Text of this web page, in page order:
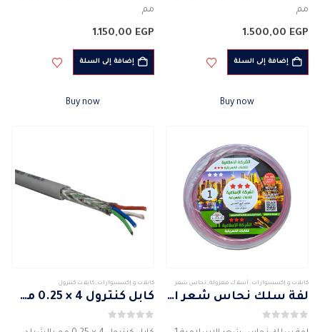
مم
الشركة المصنعة للمنتج :
سلك أحادي PVC مرن
خال من الهالوجين
1.500,00 EGP
إضافة إلى السلة
Buy now
مم
الشركة المصنعة للمنتج :
سلك أحادي PVC مرن
خال من الهالوجين
1.150,00 EGP
إضافة إلى السلة
Buy now
كابلات و إكسسوارات , أسلاك معزولة, نحاس شعر
لفة سلك نحاس شعر الإسلامية 1 مم
كابلات و إكسسوارات , كابلات كنترول
كابل كنترول 4 × 0.25 مم بالشيلد